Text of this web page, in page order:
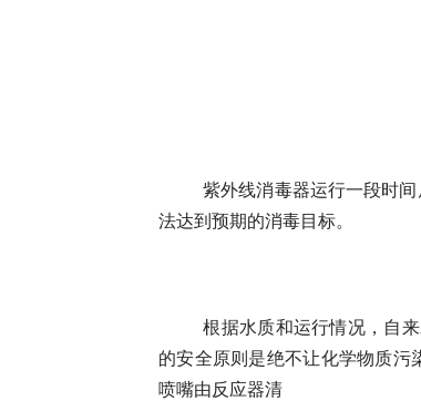
紫外线消毒器运行一段时
法达到预期的消毒目标。
根据水质和运行情况，自
的安全原则是绝不让化学物质污
喷嘴由反应器清